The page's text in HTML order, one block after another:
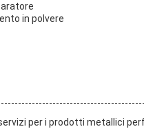
in polvere
per i prodotti metallici